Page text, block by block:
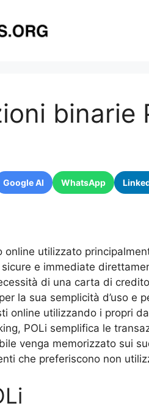
binarie
Google AI WhatsApp
online utilizzato
e immediate
di una carta di
la sua semplicità d’uso e
online utilizzando i propri
POLi semplifica le
venga memorizzato sui
che preferiscono non